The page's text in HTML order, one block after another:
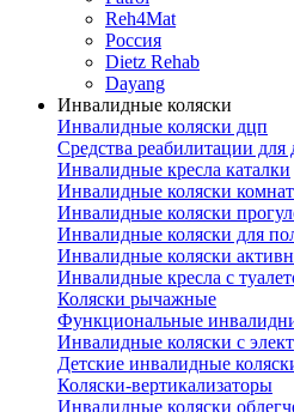
Reh4Mat
Россия
Dietz Rehab
Dayang
Инвалидные коляски
Инвалидные коляски дцп
Средства реабилитации для
Инвалидные кресла каталки
Инвалидные коляски
Инвалидные коляски
Инвалидные коляски для
Инвалидные коляски
Инвалидные кресла с
Коляски рычажные
Функциональные
Инвалидные коляски с
Детские инвалидные
Коляски-вертикализаторы
Инвалидные коляски